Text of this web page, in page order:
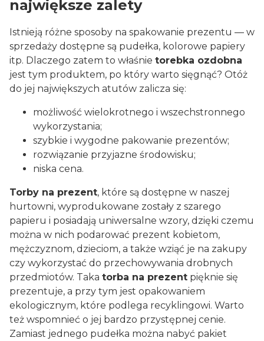
największe zalety
Istnieją różne sposoby na spakowanie prezentu — w
sprzedaży dostępne są pudełka, kolorowe papiery
itp. Dlaczego zatem to właśnie torebka ozdobna
jest tym produktem, po który warto sięgnąć? Otóż
do jej największych atutów zalicza się:
możliwość wielokrotnego i wszechstronnego
wykorzystania;
szybkie i wygodne pakowanie prezentów;
rozwiązanie przyjazne środowisku;
niska cena.
Torby na prezent, które są dostępne w naszej
hurtowni, wyprodukowane zostały z szarego
papieru i posiadają uniwersalne wzory, dzięki czemu
można w nich podarować prezent kobietom,
mężczyznom, dzieciom, a także wziąć je na zakupy
czy wykorzystać do przechowywania drobnych
przedmiotów. Taka torba na prezent pięknie się
prezentuje, a przy tym jest opakowaniem
ekologicznym, które podlega recyklingowi. Warto
też wspomnieć o jej bardzo przystępnej cenie.
Zamiast jednego pudełka można nabyć pakiet